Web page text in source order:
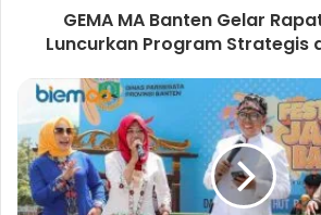
GEMA MA Banten Gelar
Luncurkan Program Strategis